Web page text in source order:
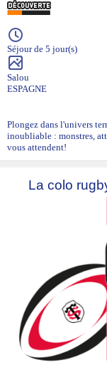
Séjour de 5 jour(s)
Salou
ESPAGNE
Plongez dans l'univers
inoubliable : monstres,
vous attendent!
La colo